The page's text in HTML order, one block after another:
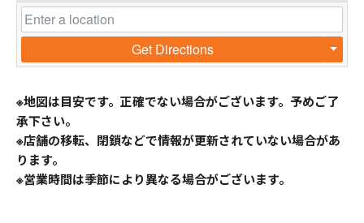
Get Directions
※地図は目安です。正確でない場合がございます。予めご了
承下さい。
※店舗の移転、閉鎖などで情報が更新されていない場合があ
ります。
※営業時間は季節により異なる場合がございます。